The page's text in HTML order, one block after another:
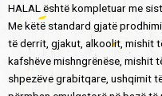
HALAL është kompletuar me
Me këtë standard gjatë
të derrit, gjakut, alkoolit, mishit
kafshëve mishngrënëse, mishit
shpezëve grabitqare, ushqimit